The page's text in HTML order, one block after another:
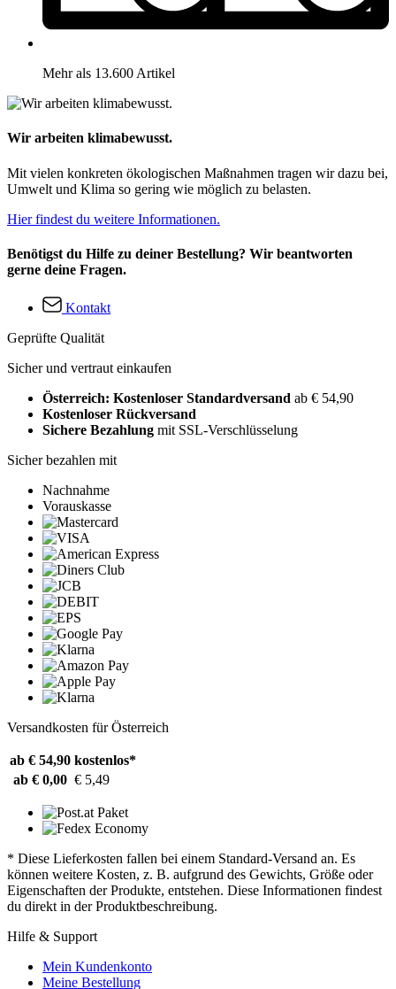
Mehr als 13.600 Artikel
Wir arbeiten klimabewusst.
Mit vielen konkreten ökologischen Maßnahmen tragen wir dazu bei,
Umwelt und Klima so gering wie möglich zu belasten.
Hier findest du weitere Informationen.
Benötigst du Hilfe zu deiner Bestellung? Wir beantworten
gerne deine Fragen.
Kontakt
Geprüfte Qualität
Sicher und vertraut einkaufen
Österreich: Kostenloser Standardversand ab € 54,90
Kostenloser Rückversand
Sichere Bezahlung mit SSL-Verschlüsselung
Sicher bezahlen mit
Nachnahme
Vorauskasse
Versandkosten für Österreich
ab € 54,90 kostenlos*
ab € 0,00 € 5,49
* Diese Lieferkosten fallen bei einem Standard-Versand an. Es
können weitere Kosten, z. B. aufgrund des Gewichts, Größe oder
Eigenschaften der Produkte, entstehen. Diese Informationen findest
du direkt in der Produktbeschreibung.
Hilfe & Support
Mein Kundenkonto
Meine Bestellung